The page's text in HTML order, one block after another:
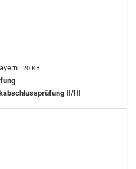
20 KB
II/III